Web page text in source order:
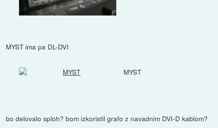
MYST ima pa DL-DVI
MYST
bo delovalo sploh? bom izkoristil grafo z navadnim DVI-D kablom?